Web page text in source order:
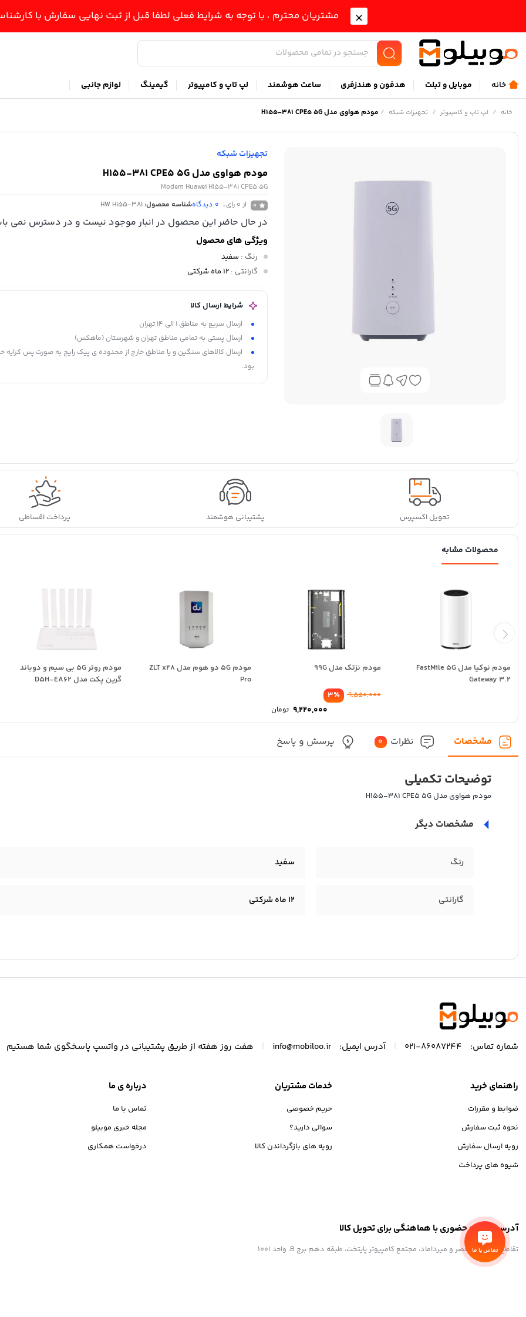
مشتریان محترم ، با توجه به شرایط فعلی لطفا قبل از ثبت نهایی سفارش با
خانه موبايل و تبلت هدفون و هندزفری ساعت هوشمند لپ تاپ و کامپیوتر گیمینگ لوازم جانبی
خانه / لپ تاپ و کامپیوتر / تجهیزات شبکه / مودم هواوی مدل H155-381 CPE5 5G
تجهیزات شبکه
مودم هواوی مدل H155-381 CPE5 5G
Modem Huawei H155-381 CPE5 5G
0 از 0 رای 0 دیدگاهشناسه محصول: HW H155-381
در حال حاضر این محصول در انبار موجود نیست و در دسترس نمی
ویژگی های محصول
رنگ : سفید
گارانتی : 12 ماه شرکتی
شرایط ارسال کالا
ارسال سریع به مناطق 1 الی 14 تهران
ارسال پستی به تمامی مناطق تهران و شهرستان (ماهکس)
ارسال کالاهای سنگین و یا مناطق خارج از محدوده ی پیک رایج به صورت پس کرایه
بود.
تحویل اکسپرس پشتیبانی هوشمند پرداخت اقساطی
محصولات مشابه
مودم نوکیا مدل FastMile 5G
Gateway 3.2
مودم نزتک مدل 99G
٪3 9,550,000
9,220,000 تومان
مودم 5G دو هوم مدل ZLT x28
Pro
مودم روتر 5G بی سیم و دوباند
گرین پکت مدل D5H-EA62
مشخصات نظرات 0 پرسش و پاسخ
توضیحات تکمیلی
مودم هواوی مدل H155-381 CPE5 5G
مشخصات دیگر
رنگ سفید
گارانتی 12 ماه شرکتی
شماره تماس: 86087244-021 آدرس ایمیل: info@mobiloo.ir هفت روز هفته از طریق پشتیبانی در واتسپ پاسخگوی شما هستیم
راهنمای خرید
ضوابط و مقررات
نحوه ثبت سفارش
رویه ارسال سفارش
شیوه های پرداخت
خدمات مشتریان
حریم خصوصی
سوالی دارید؟
رویه های بازگرداندن کالا
درباره ی ما
تماس با ما
مجله خبری موبیلو
درخواست همکاری
آدرس مراجعه حضوری با هماهنگی برای تحویل کالا
تقاطع خیابان ولیعصر و میرداماد، مجتمع کامپیوتر پایتخت، طبقه دهم برج B، واحد 1001
تماس با ما